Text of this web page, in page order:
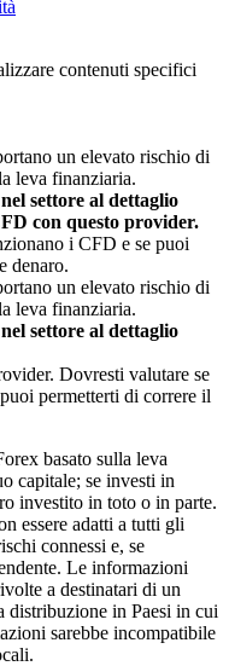
contenuti specifici
un elevato rischio di
leva finanziaria.
settore al dettaglio
con questo provider.
i CFD e se puoi
denaro.
un elevato rischio di
leva finanziaria.
settore al dettaglio
Dovresti valutare se
permetterti di correre il
basato sulla leva
capitale; se investi in
investito in toto o in parte.
essere adatti a tutti gli
connessi e, se
Le informazioni
a destinatari di un
distribuzione in Paesi in cui
sarebbe incompatibile